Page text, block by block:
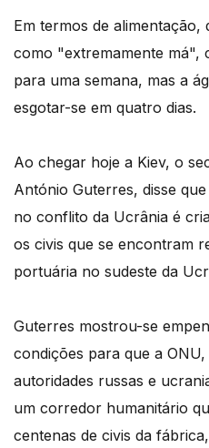
Em termos de alimentação,
como "extremamente má",
para uma semana, mas a
esgotar-se em quatro dias.
Ao chegar hoje a Kiev, o
António Guterres, disse
no conflito da Ucrânia é
os civis que se encontram
portuária no sudeste da
Guterres mostrou-se
condições para que a
autoridades russas e
um corredor humanitário
centenas de civis da